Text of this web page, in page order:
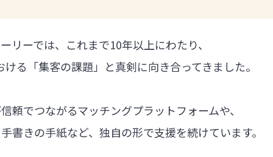
リーでは、これまで10年以上にわたり、
る「集客の課題」と真剣に向き合ってきました。
頼でつながるマッチングプラットフォームや、
書きの手紙など、独自の形で支援を続けています。